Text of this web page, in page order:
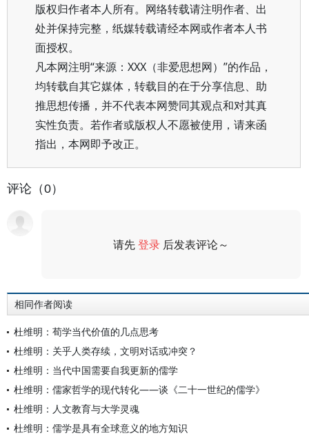
版权归作者本人所有。网络转载请注明作者、出
处并保持完整，纸媒转载请经本网或作者本人书
面授权。
凡本网注明“来源：XXX（非爱思想网）”的作品，
均转载自其它媒体，转载目的在于分享信息、助
推思想传播，并不代表本网赞同其观点和对其真
实性负责。若作者或版权人不愿被使用，请来函
指出，本网即予改正。
评论（0）
请先登录 后发表评论～
相同作者阅读
杜维明：荀学当代价值的几点思考
杜维明：关乎人类存续，文明对话或冲突？
杜维明：当代中国需要自我更新的儒学
杜维明：儒家哲学的现代转化——谈《二十一世纪的儒学》
杜维明：人文教育与大学灵魂
杜维明：儒学是具有全球意义的地方知识